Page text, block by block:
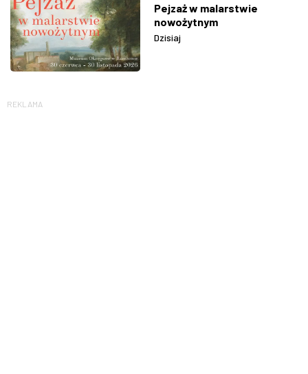
Pejzaż w malarstwie
nowożytnym
Dzisiaj
REKLAMA